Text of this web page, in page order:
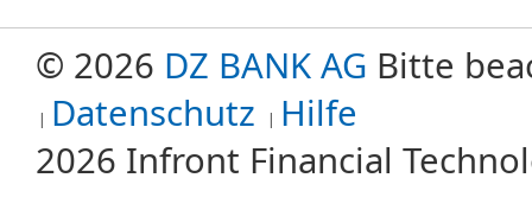
© 2026 DZ BANK AG Bitte
Datenschutz Hilfe
2026 Infront Financial